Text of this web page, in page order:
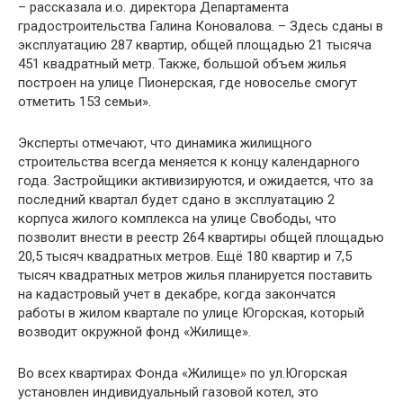
– рассказала и.о. директора Департамента
градостроительства Галина Коновалова. – Здесь сданы в
эксплуатацию 287 квартир, общей площадью 21 тысяча
451 квадратный метр. Также, большой объем жилья
построен на улице Пионерская, где новоселье смогут
отметить 153 семьи».
Эксперты отмечают, что динамика жилищного
строительства всегда меняется к концу календарного
года. Застройщики активизируются, и ожидается, что за
последний квартал будет сдано в эксплуатацию 2
корпуса жилого комплекса на улице Свободы, что
позволит внести в реестр 264 квартиры общей площадью
20,5 тысяч квадратных метров. Ещё 180 квартир и 7,5
тысяч квадратных метров жилья планируется поставить
на кадастровый учет в декабре, когда закончатся
работы в жилом квартале по улице Югорская, который
возводит окружной фонд «Жилище».
Во всех квартирах Фонда «Жилище» по ул.Югорская
установлен индивидуальный газовой котел, это